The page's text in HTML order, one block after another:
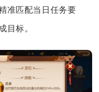
准匹配当日任务要
目标。